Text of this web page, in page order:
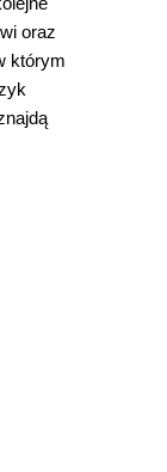
oraz
którym